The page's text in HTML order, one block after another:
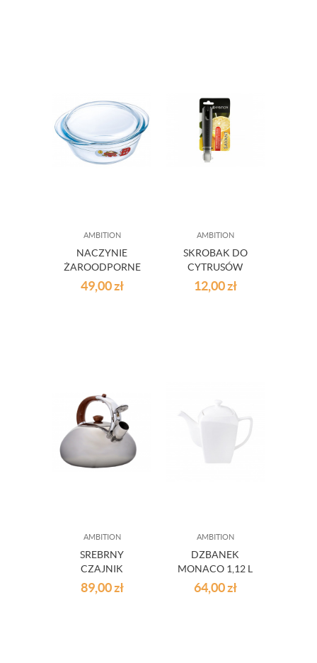
AMBITION
NACZYNIE
ŻAROODPORNE
OKRĄGŁE Z
POKRYWKĄ 2,1 L
49,00zł
AMBITION
SKROBAK DO
CYTRUSÓW
SAVANT
AMBITION
12,00zł
AMBITION
SREBRNY
CZAJNIK
FERGUSON
AMBITION 2,5 L
89,00zł
AMBITION
DZBANEK
MONACO 1,12 L
AMBITION
64,00zł